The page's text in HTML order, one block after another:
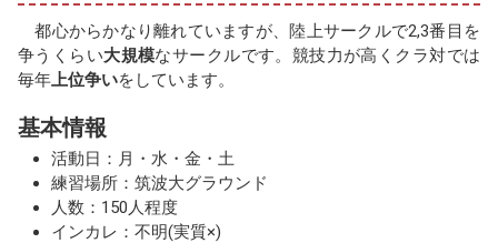
都心からかなり離れていますが、陸上サークルで2,3番目を
争うくらい大規模なサークルです。競技力が高くクラ対では
毎年上位争いをしています。
基本情報
活動日：月・水・金・土
練習場所：筑波大グラウンド
人数：150人程度
インカレ：不明(実質×)